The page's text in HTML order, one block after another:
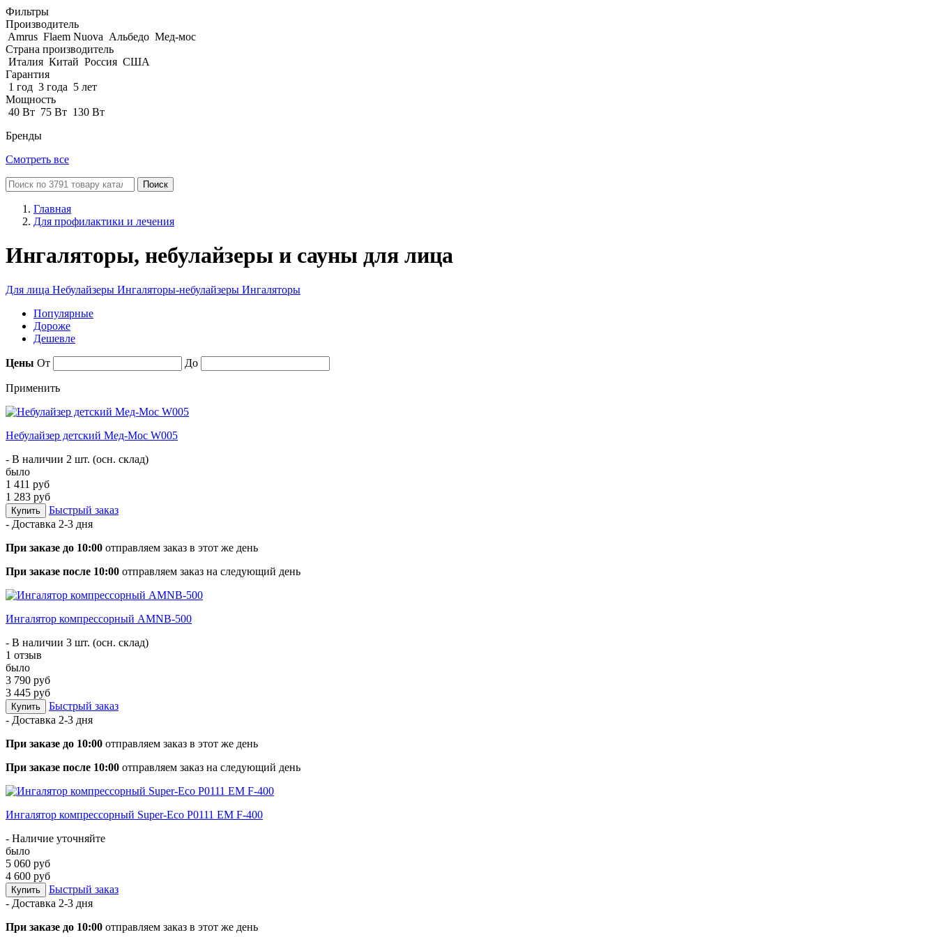
Фильтры
Производитель
Amrus Flaem Nuova Альбедо Мед-мос
Страна производитель
Италия Китай Россия США
Гарантия
1 год 3 года 5 лет
Мощность
40 Вт 75 Вт 130 Вт
Бренды
Смотреть все
Поиск
Главная
Для профилактики и лечения
Ингаляторы, небулайзеры и сауны для лица
Для лица Небулайзеры Ингаляторы-небулайзеры Ингаляторы
Популярные
Дороже
Дешевле
Цены От До
Применить
Небулайзер детский Мед-Мос W005
- В наличии 2 шт. (осн. склад)
было
1 411 руб
1 283 руб
Купить
Быстрый заказ
- Доставка 2-3 дня
При заказе до 10:00 отправляем заказ в этот же день
При заказе после 10:00 отправляем заказ на следующий день
Ингалятор компрессорный AMNB-500
- В наличии 3 шт. (осн. склад)
1 отзыв
было
3 790 руб
3 445 руб
Купить
Быстрый заказ
- Доставка 2-3 дня
При заказе до 10:00 отправляем заказ в этот же день
При заказе после 10:00 отправляем заказ на следующий день
Ингалятор компрессорный Super-Eco P0111 EM F-400
- Наличие уточняйте
было
5 060 руб
4 600 руб
Купить
Быстрый заказ
- Доставка 2-3 дня
При заказе до 10:00 отправляем заказ в этот же день